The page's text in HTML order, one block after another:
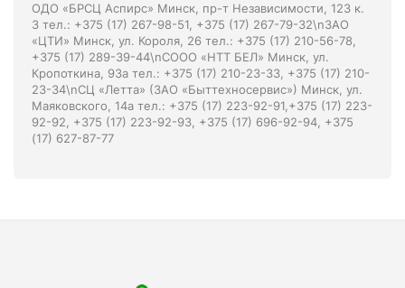
ОДО «БРСЦ Аспирс» Минск, пр-т Независимости, 123 к.
3 тел.: +375 (17) 267-98-51, +375 (17) 267-79-32\nЗАО
«ЦТИ» Минск, ул. Короля, 26 тел.: +375 (17) 210-56-78,
+375 (17) 289-39-44\nСООО «НТТ БЕЛ» Минск, ул.
Кропоткина, 93а тел.: +375 (17) 210-23-33, +375 (17) 210-
23-34\nСЦ «Летта» (ЗАО «Быттехносервис») Минск, ул.
Маяковского, 14а тел.: +375 (17) 223-92-91,+375 (17) 223-
92-92, +375 (17) 223-92-93, +375 (17) 696-92-94, +375
(17) 627-87-77